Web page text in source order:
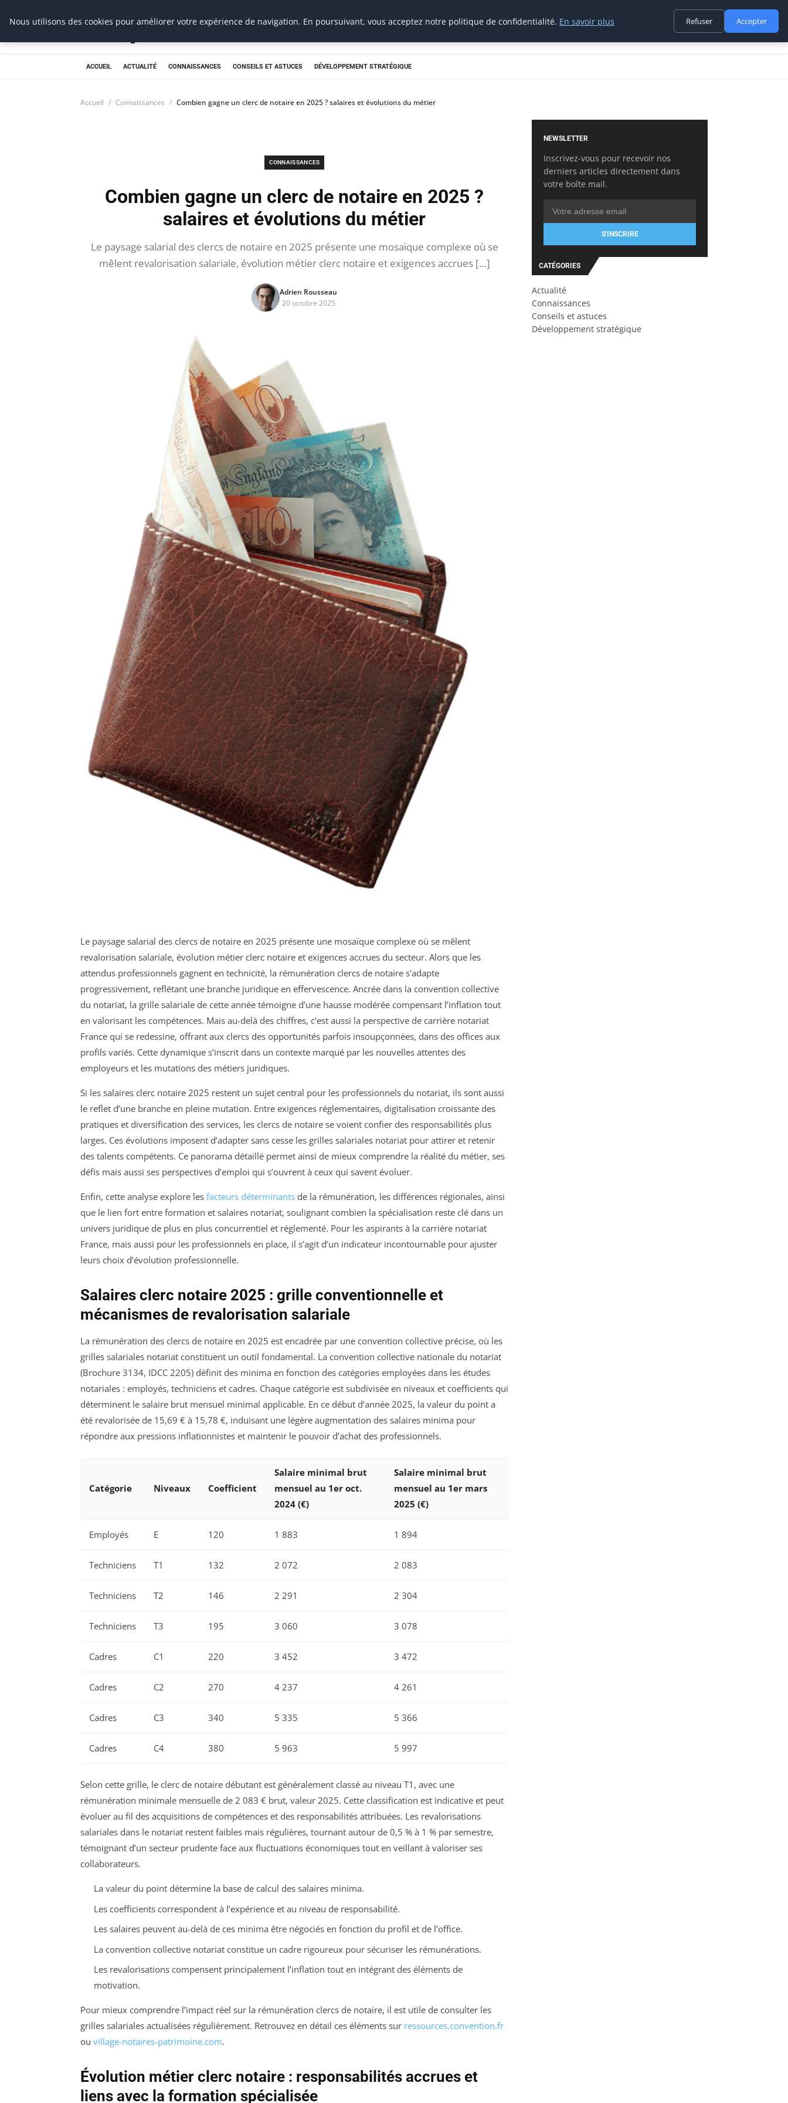
Prospection Pro
ACCUEIL ACTUALITÉ CONNAISSANCES CONSEILS ET ASTUCES DÉVELOPPEMENT STRATÉGIQUE
Accueil Connaissances Combien gagne un clerc de notaire en 2025 ? salaires et évolutions du métier
CONNAISSANCES
Combien gagne un clerc de notaire en 2025 ?
salaires et évolutions du métier
Le paysage salarial des clercs de notaire en 2025 présente une mosaïque complexe où se
mêlent revalorisation salariale, évolution métier clerc notaire et exigences accrues […]
Adrien Rousseau
20 octobre 2025
Le paysage salarial des clercs de notaire en 2025 présente une mosaïque complexe où se mêlent
revalorisation salariale, évolution métier clerc notaire et exigences accrues du secteur. Alors que les
attendus professionnels gagnent en technicité, la rémunération clercs de notaire s’adapte
progressivement, reflétant une branche juridique en effervescence. Ancrée dans la convention collective
du notariat, la grille salariale de cette année témoigne d’une hausse modérée compensant l’inflation tout
en valorisant les compétences. Mais au-delà des chiffres, c’est aussi la perspective de carrière notariat
France qui se redessine, offrant aux clercs des opportunités parfois insoupçonnées, dans des offices aux
profils variés. Cette dynamique s’inscrit dans un contexte marqué par les nouvelles attentes des
employeurs et les mutations des métiers juridiques.
Si les salaires clerc notaire 2025 restent un sujet central pour les professionnels du notariat, ils sont aussi
le reflet d’une branche en pleine mutation. Entre exigences réglementaires, digitalisation croissante des
pratiques et diversification des services, les clercs de notaire se voient confier des responsabilités plus
larges. Ces évolutions imposent d’adapter sans cesse les grilles salariales notariat pour attirer et retenir
des talents compétents. Ce panorama détaillé permet ainsi de mieux comprendre la réalité du métier, ses
défis mais aussi ses perspectives d’emploi qui s’ouvrent à ceux qui savent évoluer.
Enfin, cette analyse explore les facteurs déterminants de la rémunération, les différences régionales, ainsi
que le lien fort entre formation et salaires notariat, soulignant combien la spécialisation reste clé dans un
univers juridique de plus en plus concurrentiel et réglementé. Pour les aspirants à la carrière notariat
France, mais aussi pour les professionnels en place, il s’agit d’un indicateur incontournable pour ajuster
leurs choix d’évolution professionnelle.
Salaires clerc notaire 2025 : grille conventionnelle et
mécanismes de revalorisation salariale
La rémunération des clercs de notaire en 2025 est encadrée par une convention collective précise, où les
grilles salariales notariat constituent un outil fondamental. La convention collective nationale du notariat
(Brochure 3134, IDCC 2205) définit des minima en fonction des catégories employées dans les études
notariales : employés, techniciens et cadres. Chaque catégorie est subdivisée en niveaux et coefficients qui
déterminent le salaire brut mensuel minimal applicable. En ce début d’année 2025, la valeur du point a
été revalorisée de 15,69 € à 15,78 €, induisant une légère augmentation des salaires minima pour
répondre aux pressions inflationnistes et maintenir le pouvoir d’achat des professionnels.
Catégorie Niveaux Coefficient
Salaire minimal brut
mensuel au 1er oct.
2024 (€)
Salaire minimal brut
mensuel au 1er mars
2025 (€)
Employés E 120 1 883 1 894
Techniciens T1 132 2 072 2 083
Techniciens T2 146 2 291 2 304
Techniciens T3 195 3 060 3 078
Cadres C1 220 3 452 3 472
Cadres C2 270 4 237 4 261
Cadres C3 340 5 335 5 366
Cadres C4 380 5 963 5 997
Selon cette grille, le clerc de notaire débutant est généralement classé au niveau T1, avec une
rémunération minimale mensuelle de 2 083 € brut, valeur 2025. Cette classification est indicative et peut
évoluer au fil des acquisitions de compétences et des responsabilités attribuées. Les revalorisations
salariales dans le notariat restent faibles mais régulières, tournant autour de 0,5 % à 1 % par semestre,
témoignant d’un secteur prudente face aux fluctuations économiques tout en veillant à valoriser ses
collaborateurs.
La valeur du point détermine la base de calcul des salaires minima.
Les coefficients correspondent à l’expérience et au niveau de responsabilité.
Les salaires peuvent au-delà de ces minima être négociés en fonction du profil et de l’office.
La convention collective notariat constitue un cadre rigoureux pour sécuriser les rémunérations.
Les revalorisations compensent principalement l’inflation tout en intégrant des éléments de
motivation.
Pour mieux comprendre l’impact réel sur la rémunération clercs de notaire, il est utile de consulter les
grilles salariales actualisées régulièrement. Retrouvez en détail ces éléments sur ressources.convention.fr
ou village-notaires-patrimoine.com.
Évolution métier clerc notaire : responsabilités accrues et
liens avec la formation spécialisée
NEWSLETTER
Inscrivez-vous pour recevoir nos
derniers articles directement dans
votre boîte mail.
S'INSCRIRE
CATÉGORIES
Actualité
Connaissances
Conseils et astuces
Développement stratégique
Nous utilisons des cookies pour améliorer votre expérience de navigation. En poursuivant, vous acceptez notre politique de confidentialité. En savoir plus Refuser Accepter